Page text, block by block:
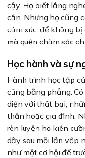
cậy. Họ biết lắng
cần. Nhưng họ cũng
cảm xúc, để không bị
mà quên chăm sóc
Học hành và sự
Hành trình học tập
cũng bằng phẳng.
diện với thất bại,
thân hoặc gia đình.
rèn luyện họ kiên
dậy sau mỗi lần vấp
như một cơ hội để